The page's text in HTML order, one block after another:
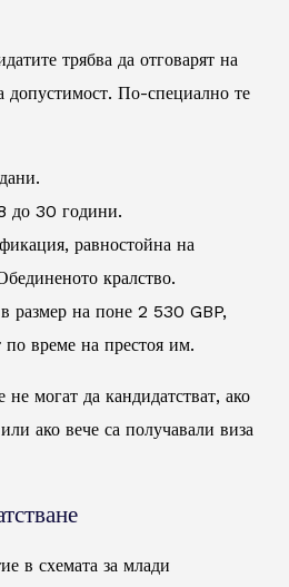
трябва да отговарят на
допустимост. По-специално те
до 30 години.
равностойна на
кралство.
размер на поне 2 530 GBP,
по време на престоя им.
могат да кандидатстват, ако
ако вече са получавали виза
в схемата за млади